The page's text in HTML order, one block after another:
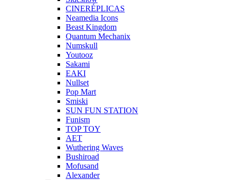
CINERÉPLICAS
Neamedia Icons
Beast Kingdom
Quantum Mechanix
Numskull
Youtooz
Sakami
EAKI
Nullset
Pop Mart
Smiski
SUN FUN STATION
Funism
TOP TOY
AET
Wuthering Waves
Bushiroad
Mofusand
Alexander